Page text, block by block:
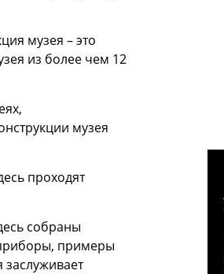
музея – это
из более чем 12
музея
проходят
собраны
примеры